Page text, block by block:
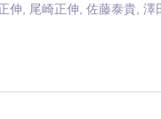
, 尾崎正伸, 佐藤泰貴,